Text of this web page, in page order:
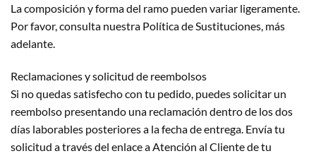
La composición y forma del ramo pueden variar ligeramente.
Por favor, consulta nuestra Política de Sustituciones, más
adelante.
Reclamaciones y solicitud de reembolsos
Si no quedas satisfecho con tu pedido, puedes solicitar un
reembolso presentando una reclamación dentro de los dos
días laborables posteriores a la fecha de entrega. Envía tu
solicitud a través del enlace a Atención al Cliente de tu